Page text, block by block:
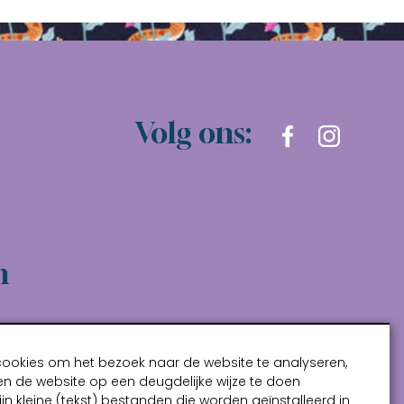
Volg ons:
om het bezoek naar de website te analyseren,
de website op een deugdelijke wijze te doen
kleine (tekst) bestanden die worden geïnstalleerd in